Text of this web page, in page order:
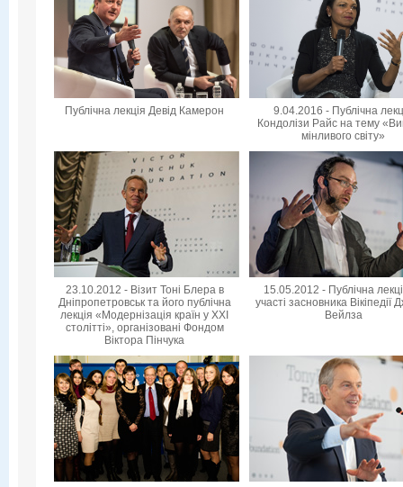
Публічна лекція Девід Камерон
9.04.2016 - Публічна
Кондолізи Райс на тему
мінливого світу»
23.10.2012 - Візит Тоні Блера в
Дніпропетровськ та його публічна
лекція «Модернізація країн у XXI
столітті», організовані Фондом
Віктора Пінчука
15.05.2012 - Публічна
участі засновника Вікіпедії
Вейлза